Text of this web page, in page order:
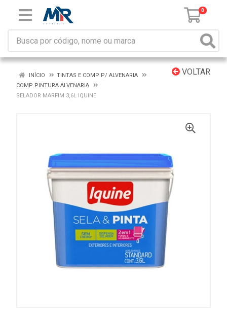
0
VOLTAR
INÍCIO
TINTAS E COMP P/ ALVENARIA
COMP PINTURA ALVENARIA
SELADOR MARFIM 3,6L IQUINE